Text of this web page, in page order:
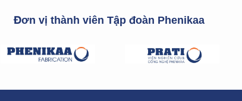
Đơn vị thành viên Tập đoàn Phenikaa